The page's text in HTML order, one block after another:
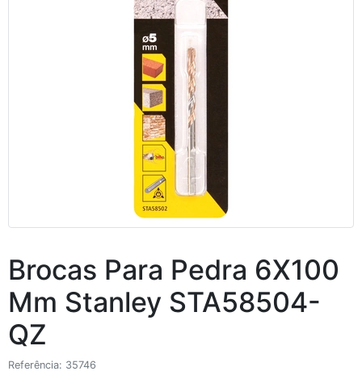
Brocas Para Pedra 6X100
Mm Stanley STA58504-
QZ
Referência: 35746